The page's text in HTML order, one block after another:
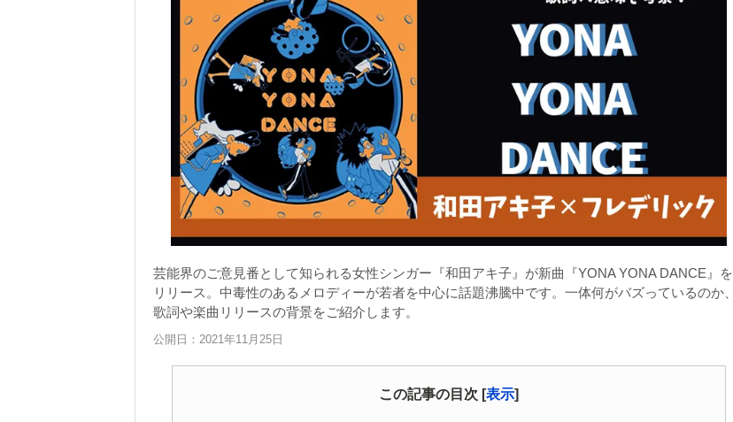
芸能界のご意見番として知られる女性シンガー『和田アキ子』が新曲『YONA YONA DANCE』を
リリース。中毒性のあるメロディーが若者を中心に話題沸騰中です。一体何がバズっているのか、
歌詞や楽曲リリースの背景をご紹介します。
公開日：2021年11月25日
この記事の目次 [表示]